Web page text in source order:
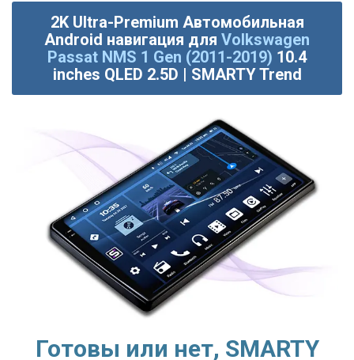
2K Ultra-Premium Автомобильная
Android навигация для Volkswagen
Passat NMS 1 Gen (2011-2019) 10.4
inches QLED 2.5D | SMARTY Trend
Готовы или нет, SMARTY